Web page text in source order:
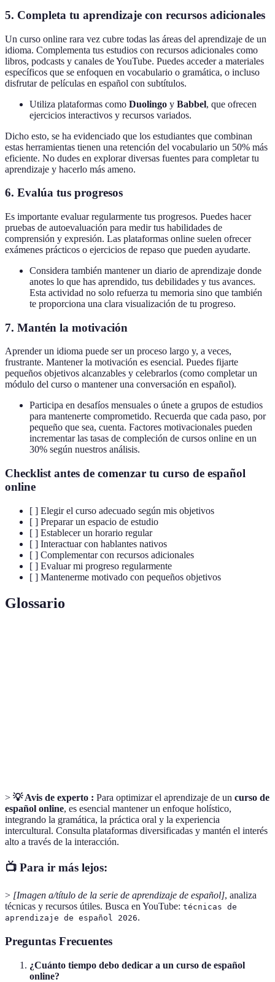
5. Completa tu aprendizaje con recursos adicionales
Un curso online rara vez cubre todas las áreas del aprendizaje de un
idioma. Complementa tus estudios con recursos adicionales como
libros, podcasts y canales de YouTube. Puedes acceder a materiales
específicos que se enfoquen en vocabulario o gramática, o incluso
disfrutar de películas en español con subtítulos.
Utiliza plataformas como Duolingo y Babbel, que ofrecen
ejercicios interactivos y recursos variados.
Dicho esto, se ha evidenciado que los estudiantes que combinan
estas herramientas tienen una retención del vocabulario un 50% más
eficiente. No dudes en explorar diversas fuentes para completar tu
aprendizaje y hacerlo más ameno.
6. Evalúa tus progresos
Es importante evaluar regularmente tus progresos. Puedes hacer
pruebas de autoevaluación para medir tus habilidades de
comprensión y expresión. Las plataformas online suelen ofrecer
exámenes prácticos o ejercicios de repaso que pueden ayudarte.
Considera también mantener un diario de aprendizaje donde
anotes lo que has aprendido, tus debilidades y tus avances.
Esta actividad no solo refuerza tu memoria sino que también
te proporciona una clara visualización de tu progreso.
7. Mantén la motivación
Aprender un idioma puede ser un proceso largo y, a veces,
frustrante. Mantener la motivación es esencial. Puedes fijarte
pequeños objetivos alcanzables y celebrarlos (como completar un
módulo del curso o mantener una conversación en español).
Participa en desafíos mensuales o únete a grupos de estudios
para mantenerte comprometido. Recuerda que cada paso, por
pequeño que sea, cuenta. Factores motivacionales pueden
incrementar las tasas de compleción de cursos online en un
30% según nuestros análisis.
Checklist antes de comenzar tu curso de español
online
[ ] Elegir el curso adecuado según mis objetivos
[ ] Preparar un espacio de estudio
[ ] Establecer un horario regular
[ ] Interactuar con hablantes nativos
[ ] Complementar con recursos adicionales
[ ] Evaluar mi progreso regularmente
[ ] Mantenerme motivado con pequeños objetivos
Glossario
> 💡 Avis de experto : Para optimizar el aprendizaje de un curso de
español online, es esencial mantener un enfoque holístico,
integrando la gramática, la práctica oral y la experiencia
intercultural. Consulta plataformas diversificadas y mantén el interés
alto a través de la interacción.
📺 Para ir más lejos:
> [Imagen a/título de la serie de aprendizaje de español], analiza
técnicas y recursos útiles. Busca en YouTube: técnicas de
aprendizaje de español 2026.
Preguntas Frecuentes
¿Cuánto tiempo debo dedicar a un curso de español
online?